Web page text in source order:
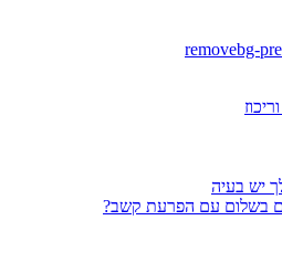
יש בעיה
בשלום עם הפרעת קשב?